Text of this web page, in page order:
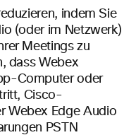
indem Sie
(oder im Netzwerk)
Meetings zu
dass Webex
Computer oder
Cisco-
Webex Edge Audio
PSTN